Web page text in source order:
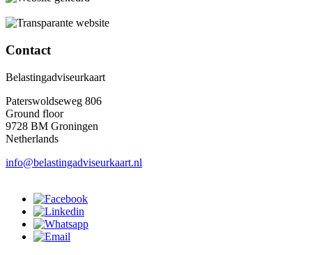
Contact
Belastingadviseurkaart
Paterswoldseweg 806
Ground floor
9728 BM Groningen
Netherlands
info@belastingadviseurkaart.nl